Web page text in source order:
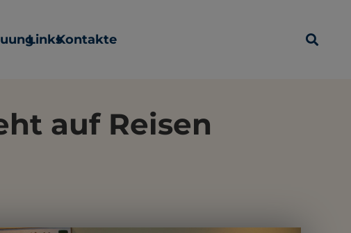
LinksKontakte
auf Reisen